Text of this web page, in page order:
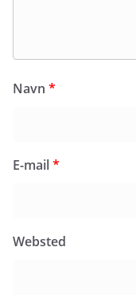
Navn *
E-mail*
Websted